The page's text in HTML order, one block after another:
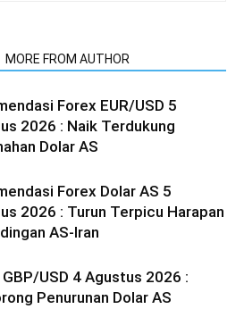
MORE FROM AUTHOR
Forex EUR/USD 5
2026 : Naik Terdukung
Dolar AS
Forex Dolar AS 5
2026 : Turun Terpicu Harapan
AS-Iran
USD 4 Agustus 2026 :
Penurunan Dolar AS